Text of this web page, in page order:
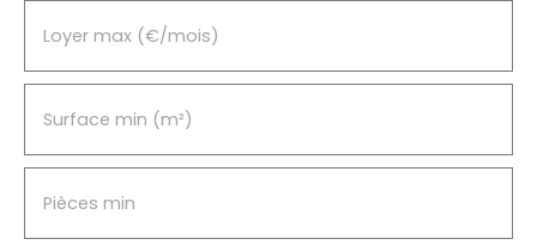
Loyer max (€/mois)
Surface min (m²)
Pièces min